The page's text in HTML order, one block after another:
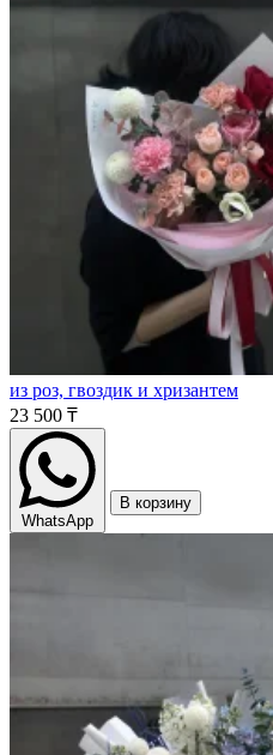
из роз, гвоздик и хризантем
23 500 ₸
WhatsApp
В корзину